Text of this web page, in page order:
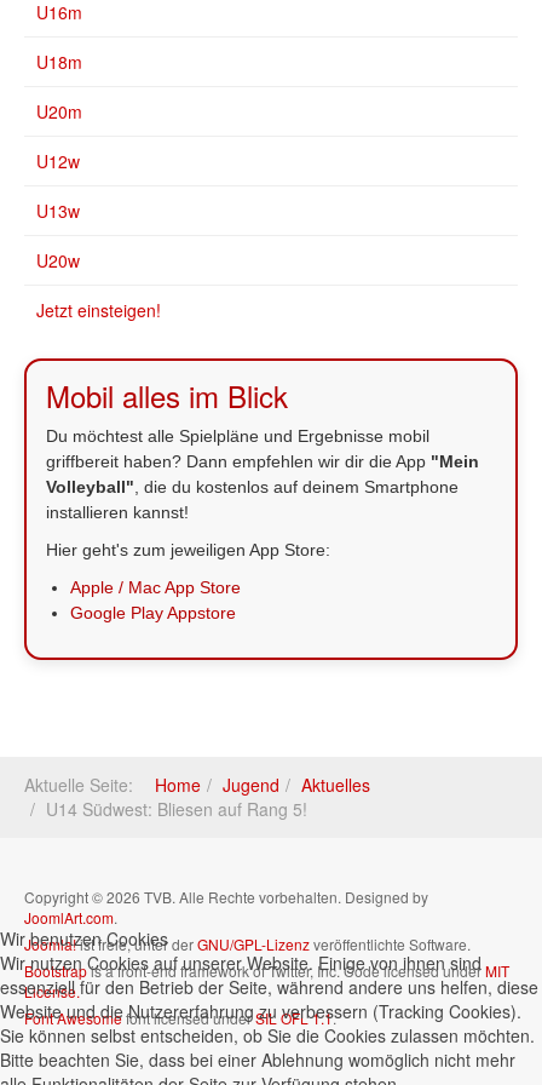
U16m
U18m
U20m
U12w
U13w
U20w
Jetzt einsteigen!
Mobil alles im Blick
Du möchtest alle Spielpläne und Ergebnisse mobil
griffbereit haben? Dann empfehlen wir dir die App "Mein
Volleyball" , die du kostenlos auf deinem Smartphone
installieren kannst!
Hier geht's zum jeweiligen App Store:
Apple / Mac App Store
Google Play Appstore
Aktuelle Seite: Home Jugend
Aktuelles
U14 Südwest: Bliesen auf Rang 5!
Copyright © 2026 TVB. Alle Rechte vorbehalten. Designed by
JoomlArt.com.
Joomla!ist freie, unter derGNU/GPL-Lizenzveröffentlichte Software.
Bootstrapis a front-end framework of Twitter, Inc. Code licensed underMIT
License.
Font Awesomefont licensed underSIL OFL 1.1.
Wir benutzen Cookies
Wir nutzen Cookies auf unserer Website. Einige von ihnen sind
essenziell für den Betrieb der Seite, während andere uns helfen, diese
Website und die Nutzererfahrung zu verbessern (Tracking Cookies).
Sie können selbst entscheiden, ob Sie die Cookies zulassen möchten.
Bitte beachten Sie, dass bei einer Ablehnung womöglich nicht mehr